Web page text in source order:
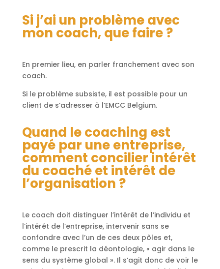
Si j’ai un problème avec
mon coach, que faire ?
En premier lieu, en parler franchement avec son
coach.
Si le problème subsiste, il est possible pour un
client de s’adresser à l’EMCC Belgium.
Quand le coaching est
payé par une entreprise,
comment concilier intérêt
du coaché et intérêt de
l’organisation ?
Le coach doit distinguer l’intérêt de l’individu et
l’intérêt de l’entreprise, intervenir sans se
confondre avec l’un de ces deux pôles et,
comme le prescrit la déontologie, « agir dans le
sens du système global ». Il s’agit donc de voir le